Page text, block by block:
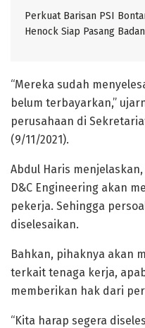
Perkuat Barisan PSI
Henock Siap Pasang
“Mereka sudah
belum terbayarkan,”
perusahaan di
(9/11/2021).
Abdul Haris
D&C Engineering akan
pekerja. Sehingga
diselesaikan.
Bahkan, pihaknya akan
terkait tenaga kerja,
memberikan hak dari
“Kita harap segera